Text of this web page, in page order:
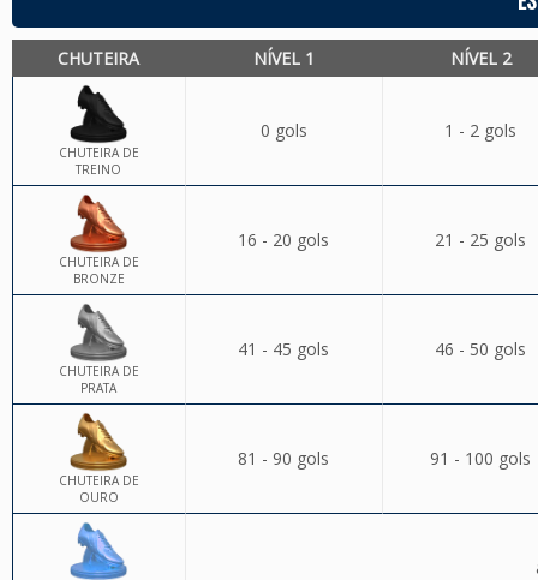
CHUTEIRA NÍVEL 1 NÍVEL 2
CHUTEIRA DE
TREINO
0 gols 1 - 2 gols
CHUTEIRA DE
BRONZE
16 - 20 gols 21 - 25 gols
CHUTEIRA DE
PRATA
41 - 45 gols 46 - 50 gols
CHUTEIRA DE
OURO
81 - 90 gols 91 - 100 gols